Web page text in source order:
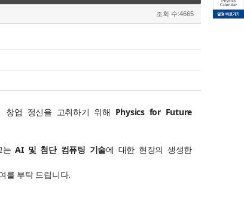
조회 수:4665
창업 정신을 고취하기 위해 Physics for Future
는AI 및 첨단 컴퓨팅 기술에 대한 현장의 생생한
를 부탁 드립니다.